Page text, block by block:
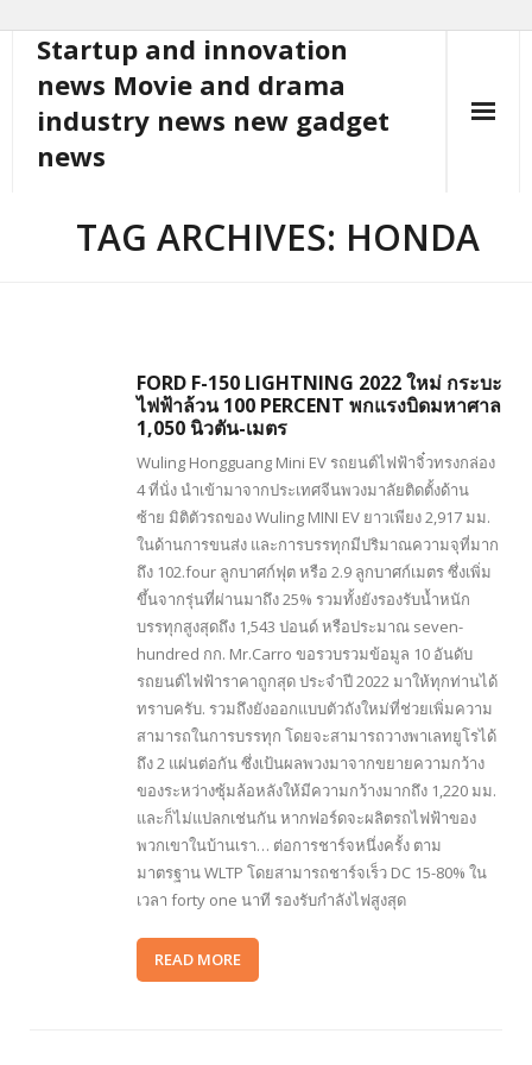
content
Startup and innovation
news Movie and drama
industry news new gadget
news
TAG ARCHIVES: HONDA
FORD F-150 LIGHTNING 2022 ใหม่ กระบะ
ไฟฟ้าล้วน 100 PERCENT พกแรงบิดมหาศาล
1,050 นิวตัน-เมตร
Wuling Hongguang Mini EV รถยนต์ไฟฟ้าจิ๋วทรงกล่อง
4 ที่นั่ง นำเข้ามาจากประเทศจีนพวงมาลัยติดตั้งด้าน
ซ้าย มิติตัวรถของ Wuling MINI EV ยาวเพียง 2,917 มม.
ในด้านการขนส่ง และการบรรทุกมีปริมาณความจุที่มาก
ถึง 102.four ลูกบาศก์ฟุต หรือ 2.9 ลูกบาศก์เมตร ซึ่งเพิ่ม
ขึ้นจากรุ่นที่ผ่านมาถึง 25% รวมทั้งยังรองรับน้ำหนัก
บรรทุกสูงสุดถึง 1,543 ปอนด์ หรือประมาณ seven-
hundred กก. Mr.Carro ขอรวบรวมข้อมูล 10 อันดับ
รถยนต์ไฟฟ้าราคาถูกสุด ประจำปี 2022 มาให้ทุกท่านได้
ทราบครับ. รวมถึงยังออกแบบตัวถังใหม่ที่ช่วยเพิ่มความ
สามารถในการบรรทุก โดยจะสามารถวางพาเลทยูโรได้
ถึง 2 แผ่นต่อกัน ซึ่งเป้นผลพวงมาจากขยายความกว้าง
ของระหว่างซุ้มล้อหลังให้มีความกว้างมากถึง 1,220 มม.
และก็ไม่แปลกเช่นกัน หากฟอร์ดจะผลิตรถไฟฟ้าของ
พวกเขาในบ้านเรา… ต่อการชาร์จหนึ่งครั้ง ตาม
มาตรฐาน WLTP โดยสามารถชาร์จเร็ว DC 15-80% ใน
เวลา forty one นาที รองรับกำลังไฟสูงสุด
READ MORE